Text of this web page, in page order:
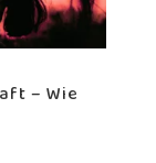
– Wie